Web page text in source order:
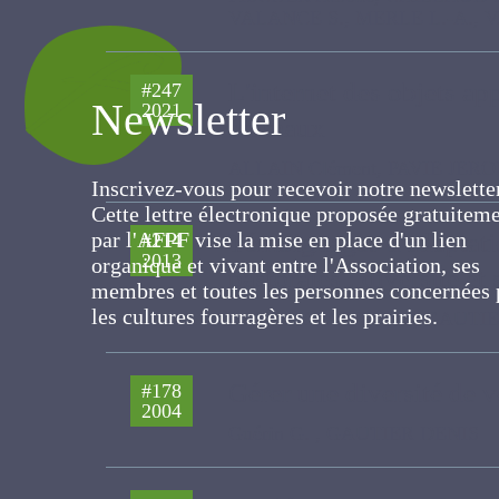
#247
2021
L'internet des objets
des animaux
#214
2013
Témoignages
pastorales : diversité et
LAUNAY FABIENNE, GAUTIER
#178
2004 Gérer une diversité
#174
Newsletter
Inscrivez-vous pour recevoir notre
Cette lettre électronique proposée
gratuitement par l'AFPF vise la mise en
d'un lien organique et vivant entre
l'Association, ses membres et toutes les
personnes concernées par les cultures
fourragères et les prairies.